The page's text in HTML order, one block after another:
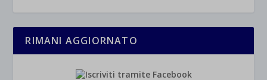
RIMANI AGGIORNATO